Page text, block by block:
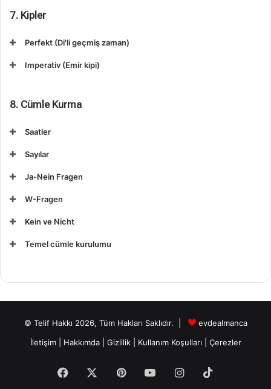
7. Kipler
Perfekt (Di'li geçmiş zaman)
Imperativ (Emir kipi)
8. Cümle Kurma
Saatler
Sayılar
Ja-Nein Fragen
W-Fragen
Kein ve Nicht
Temel cümle kurulumu
© Telif Hakkı 2026, Tüm Hakları Saklıdır. |
evdealmanca
İletişim| Hakkımda Gizlilik Kullanım Koşulları Çerezler
Facebook PinterestYouTubeInstagram